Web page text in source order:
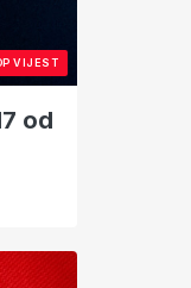
VIJEST